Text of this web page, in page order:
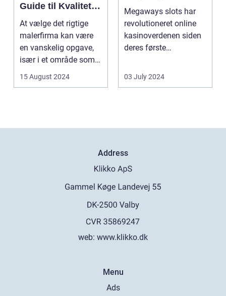
Guide til Kvalitet
og Service
At vælge det rigtige
malerfirma kan være
en vanskelig opgave,
især i et område som
Frederiksberg, hv...
15 August 2024
Megaways slots har
revolutioneret online
kasinoverdenen siden
deres første
spillea...
03 July 2024
Address
web: www.klikko.dk
Menu
Ads